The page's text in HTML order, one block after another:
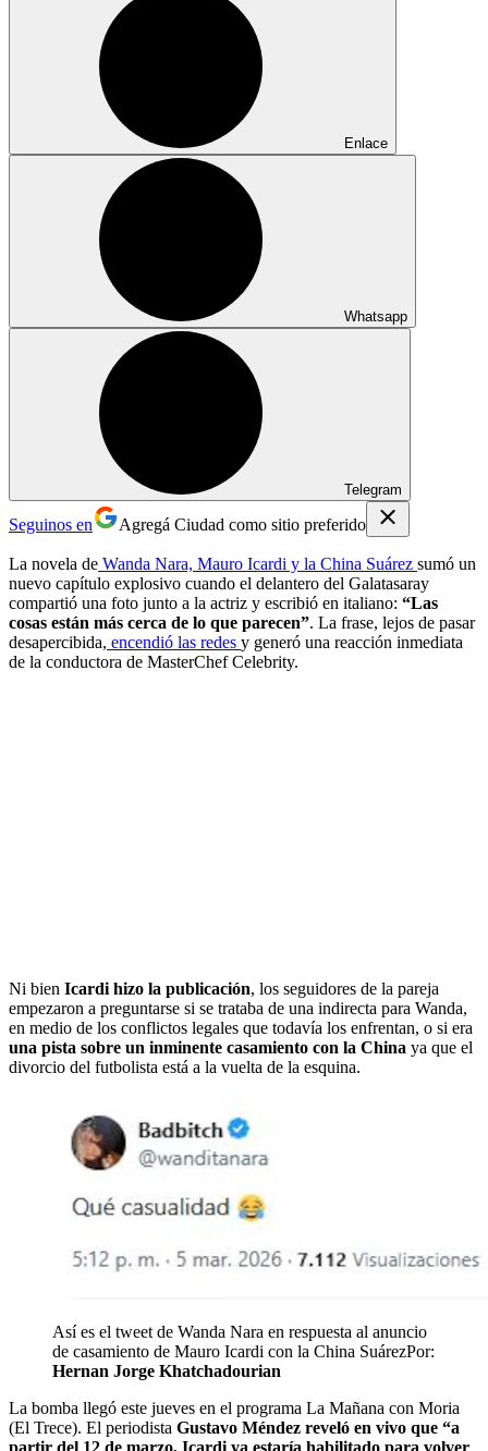
Enlace
Whatsapp
Telegram
Seguinos en Agregá Ciudad como sitio preferido
La novela de Wanda Nara, Mauro Icardi y la China Suárez sumó un
nuevo capítulo explosivo cuando el delantero del Galatasaray
compartió una foto junto a la actriz y escribió en italiano: “Las
cosas están más cerca de lo que parecen”. La frase, lejos de pasar
desapercibida, encendió las redes y generó una reacción inmediata
de la conductora de MasterChef Celebrity.
Ni bien Icardi hizo la publicación, los seguidores de la pareja
empezaron a preguntarse si se trataba de una indirecta para Wanda,
en medio de los conflictos legales que todavía los enfrentan, o si era
una pista sobre un inminente casamiento con la China ya que el
divorcio del futbolista está a la vuelta de la esquina.
Así es el tweet de Wanda Nara en respuesta al anuncio
de casamiento de Mauro Icardi con la China SuárezPor:
Hernan Jorge Khatchadourian
La bomba llegó este jueves en el programa La Mañana con Moria
(El Trece). El periodista Gustavo Méndez reveló en vivo que “a
partir del 12 de marzo, Icardi ya estaría habilitado para volver